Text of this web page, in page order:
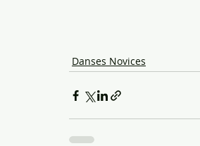
Danses Novices